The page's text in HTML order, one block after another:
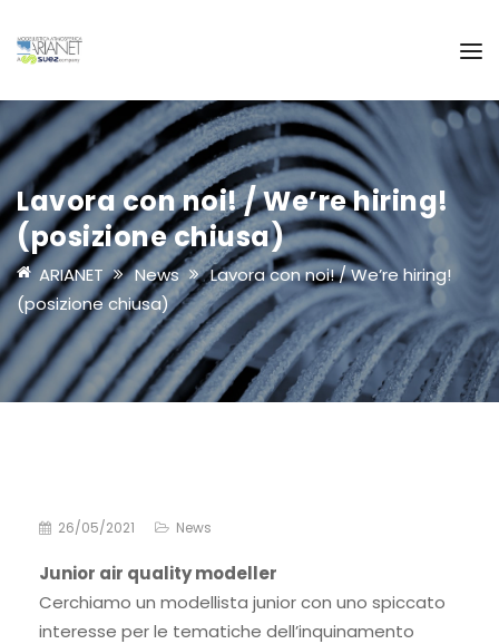
Lavora con noi! / We’re hiring!
(posizione chiusa)
ARIANET News
Lavora con noi! / We’re hiring!
(posizione chiusa)
26/05/2021 News
Junior air quality modeller
Cerchiamo un modellista junior con uno spiccato
interesse per le tematiche dell’inquinamento